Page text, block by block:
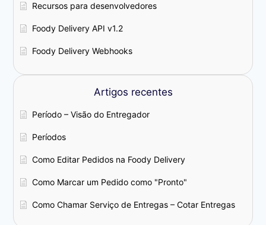
Recursos para desenvolvedores
Foody Delivery API v1.2
Foody Delivery Webhooks
Artigos recentes
Período – Visão do Entregador
Períodos
Como Editar Pedidos na Foody Delivery
Como Marcar um Pedido como "Pronto"
Como Chamar Serviço de Entregas – Cotar Entregas